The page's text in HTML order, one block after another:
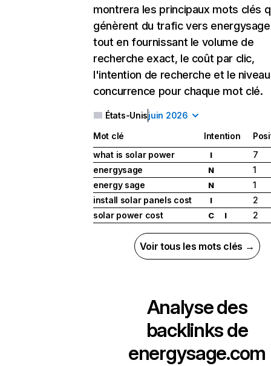
montrera les principaux mots clés
génèrent du trafic vers
tout en fournissant le volume de
recherche exact, le coût par clic,
l'intention de recherche et le
concurrence pour chaque mot clé.
États-Unisjuin 2026
Mot clé Intention
what is solar power
I
7
energysage
N
1
energy sage
N
1
install solar panels cost
I
2
solar power cost
C I 2
Voir tous les mots clés →
Analyse des
backlinks de
energysage.com